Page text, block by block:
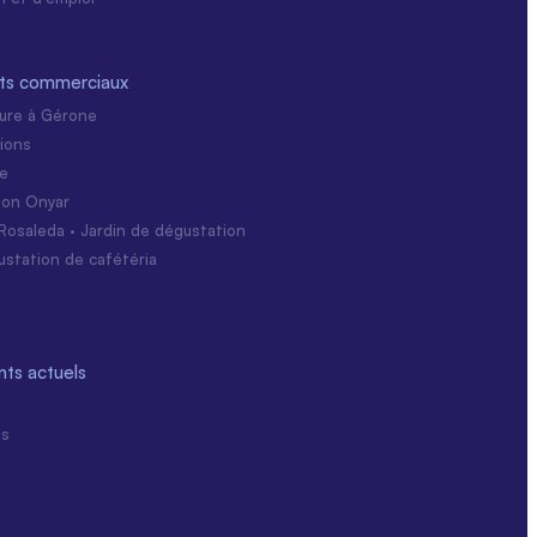
commerciaux
à Gérone
Onyar
· Jardin de dégustation
de cafétéria
actuels